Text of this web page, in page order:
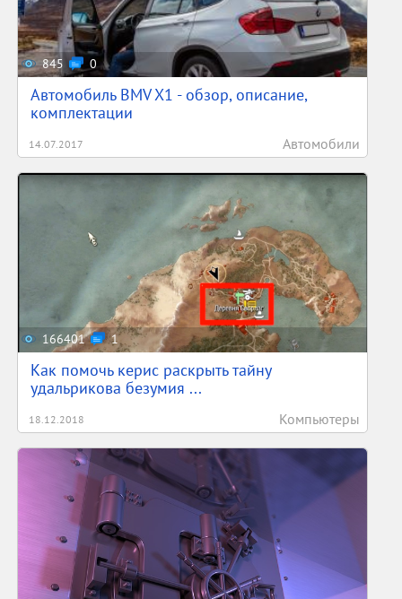
845 0
Автомобиль BMV X1 - обзор, описание,
комплектации
14.07.2017 Автомобили
166401 1
Как помочь керис раскрыть тайну
удальрикова безумия ...
18.12.2018 Компьютеры